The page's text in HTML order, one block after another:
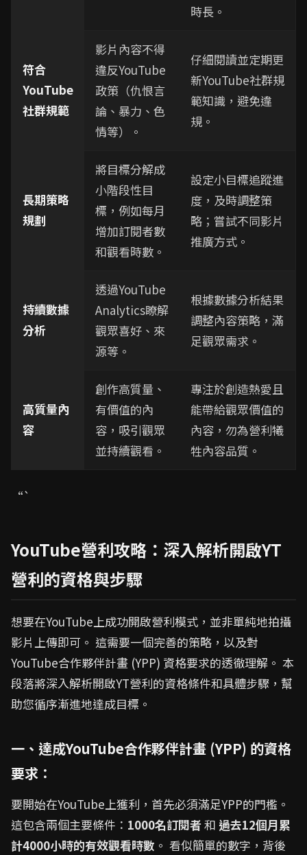
時長。
符合
YouTube
社群規範
影片內容不得
違反YouTube
政策（仇恨言
論、暴力、色
情等）。
仔細閱讀並定期更
新YouTube社群規
範知識，避免違
規。
長期策略
規劃
將目標分解成
小階段性目
標，例如每月
增加訂閱者數
和觀看時數。
設定小目標追蹤進
度，及時調整策
略；嘗試不同影片
推廣方式。
持續數據
分析
透過YouTube
Analytics瞭解
觀眾喜好、來
源等。
根據數據分析結果
調整內容策略，滿
足觀眾需求。
高質量內
容
創作高質量、
有價值的內
容，吸引觀眾
並持續觀看。
專注於創造熱愛且
能帶給觀眾價值的
內容，勿為營利犧
牲內容品質。
“`
YouTube營利攻略：深入解析開啟YT
營利的資格與步驟
想要在YouTube上成功開啟營利模式，並非單純地拍攝
影片上傳即可。 這需要一個完善的策略，以及對
YouTube合作夥伴計畫 (YPP) 資格要求的透徹理解。 本
段落將深入解析開啟YT營利的資格條件和具體步驟，幫
助您循序漸進地達成目標。
一、達成YouTube合作夥伴計畫 (YPP) 的資格
要求：
要開始在YouTube上獲利，首先必須滿足YPP的門檻。
這包含兩個主要條件： 1000名訂閱者和 過去12個月累
計4000小時的有效觀看時數 。 看似簡單的數字，背後